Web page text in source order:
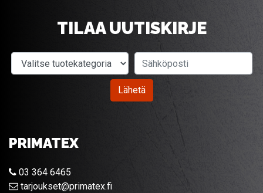
TILAA UUTISKIRJE
Valitse tuotekategoria
Lähetä
PRIMATEX
03 364 6465
tarjoukset@primatex.fi